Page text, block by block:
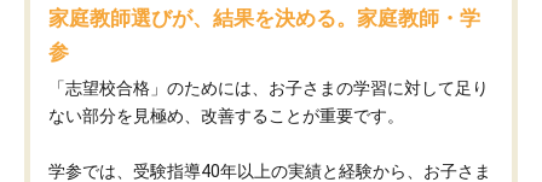
家庭教師選びが、結果を決める。家庭教師・学
参
「志望校合格」のためには、お子さまの学習に対して足り
ない部分を見極め、改善することが重要です。
学参では、受験指導40年以上の実績と経験から、お子さま